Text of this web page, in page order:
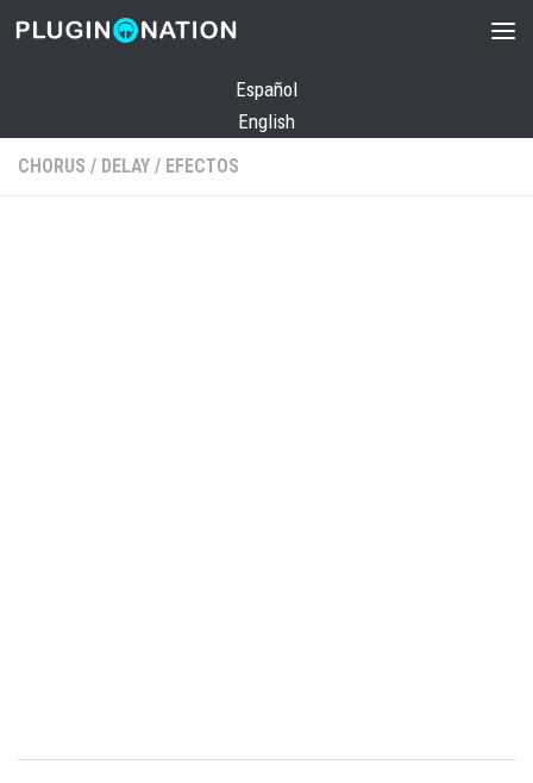
Saltar al contenido
Español
English
CHORUS / DELAY / EFECTOS